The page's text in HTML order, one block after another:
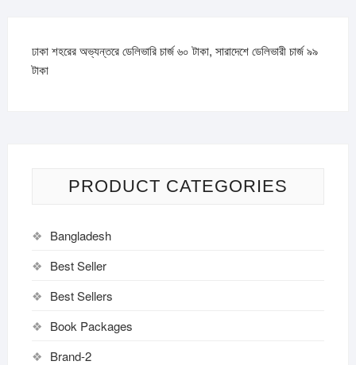
ঢাকা শহরের অভ্যন্তরে ডেলিভারি চার্জ ৬০ টাকা, সারাদেশে ডেলিভারী চার্জ ৯৯
টাকা
PRODUCT CATEGORIES
Bangladesh
Best Seller
Best Sellers
Book Packages
Brand-2